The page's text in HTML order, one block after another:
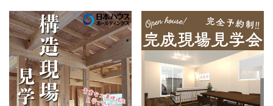
木材調達指針
グループ会社紹介
CMギャラリー